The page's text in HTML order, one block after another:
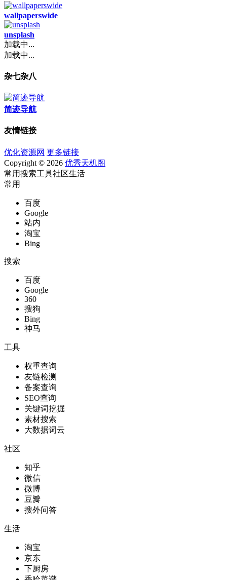
wallpaperswide
unsplash
加载中...
加载中...
杂七杂八
简迹导航
友情链接
优化资源网 更多链接
Copyright © 2026 优秀天机阁
常用搜索工具社区生活
常用
百度
Google
站内
淘宝
Bing
搜索
百度
Google
360
搜狗
Bing
神马
工具
权重查询
友链检测
备案查询
SEO查询
关键词挖掘
素材搜索
大数据词云
社区
知乎
微信
微博
豆瓣
搜外问答
生活
淘宝
京东
下厨房